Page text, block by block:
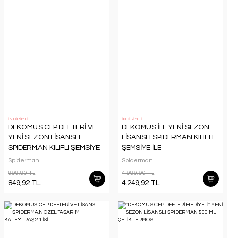
İNDİRİMLİ
DEKOMUS CEP DEFTERİ VE
YENİ SEZON LİSANSLI
SPIDERMAN KILIFLI ŞEMSİYE
GAMEVERSE
Spiderman
999,90 TL
849,92 TL
İNDİRİMLİ
DEKOMUS İLE YENİ SEZON
LİSANSLI SPIDERMAN KILIFLI
ŞEMSİYE İLE
OKUL,BESLENME VE KALEM
KABI İLE FULL KIRTASİYE SETİ
Spiderman
4.999,90 TL
4.249,92 TL